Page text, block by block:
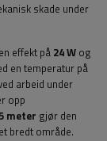
skade under
effekt på24 W og
en temperatur på
arbeid under
opp
meter gjør den
bredt område.